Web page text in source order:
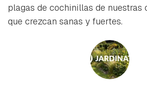
plagas de cochinillas de nuestras
que crezcan sanas y fuertes.